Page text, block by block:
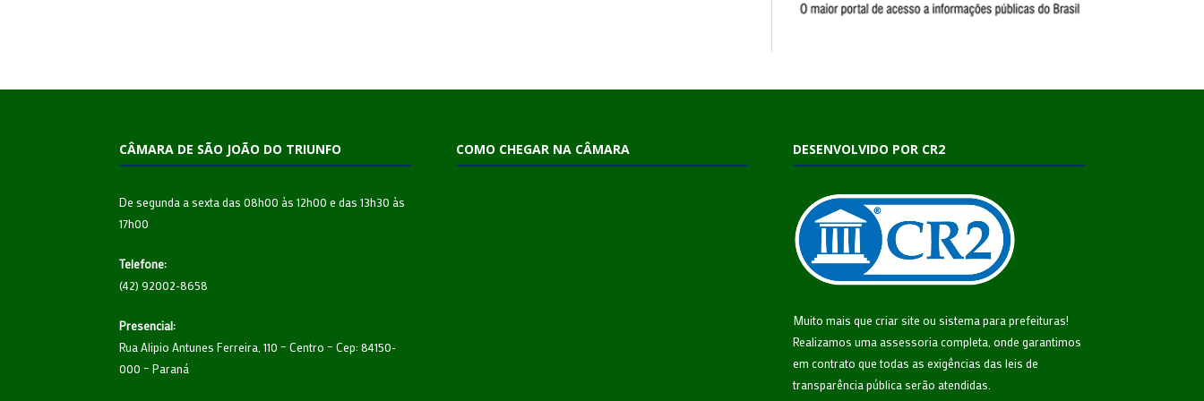
CÂMARA DE SÃO JOÃO DO TRIUNFO
De segunda a sexta das 08h00 às 12h00 e das 13h30 às
17h00
Telefone:
(42) 92002-8658
Presencial:
Rua Alipio Antunes Ferreira, 110 – Centro – Cep: 84150-
000 – Paraná
COMO CHEGAR NA CÂMARA DESENVOLVIDO POR CR2
Muito mais que criar site ou sistema para prefeituras!
Realizamos uma assessoria completa, onde garantimos
em contrato que todas as exigências das leis de
transparência pública serão atendidas.